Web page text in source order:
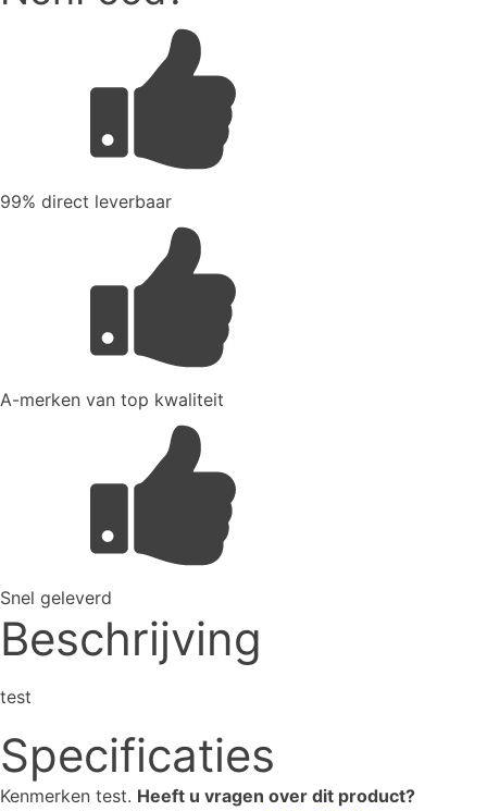
99% direct leverbaar
A-merken van top kwaliteit
Snel geleverd
Beschrijving
test
Specificaties
Kenmerken test. Heeft u vragen over dit product?